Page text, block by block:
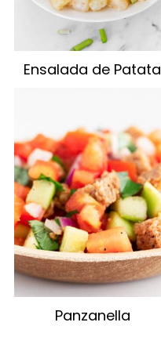
Ensalada de Patata
Panzanella